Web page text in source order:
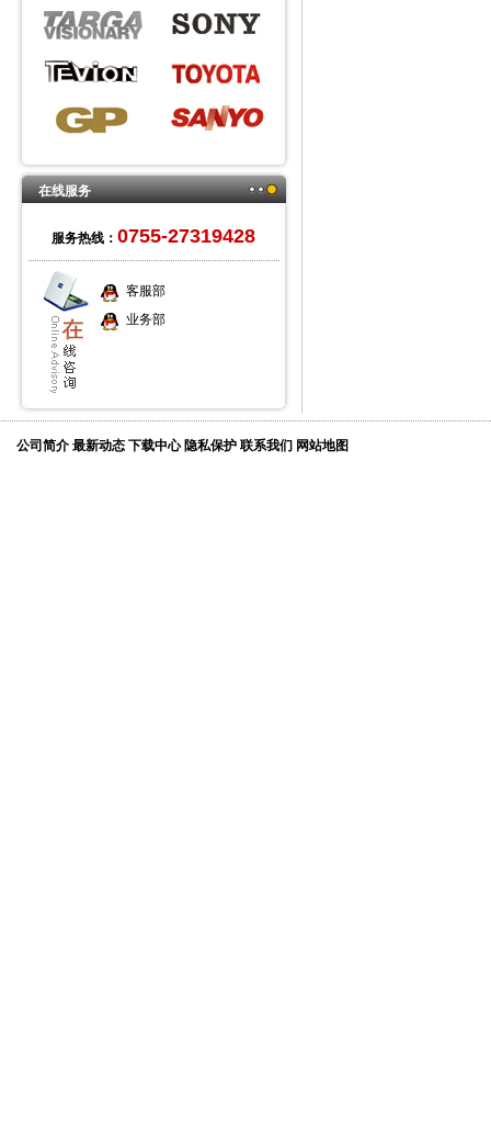
在线服务
服务热线： 0755-27319428
客服部
业务部
公司简介 最新动态 下载中心 隐私保护 联系我们 网站地图